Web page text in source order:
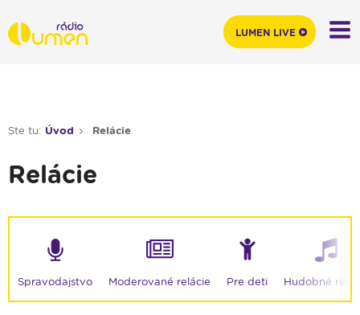
Ste tu: Úvod Relácie
Relácie
Spravodajstvo Moderované relácie Pre deti Hudobné
LUMEN LIVE